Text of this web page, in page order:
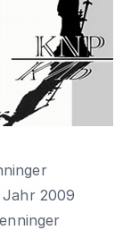
2009